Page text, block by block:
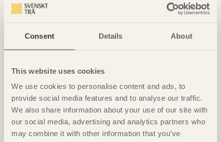
Consent Details About
This website uses cookies
We use cookies to personalise content and ads, to
provide social media features and to analyse our traffic.
We also share information about your use of our site with
our social media, advertising and analytics partners who
may combine it with other information that you’ve
Ombonade reden i väggen
Foto: Takumi Ota